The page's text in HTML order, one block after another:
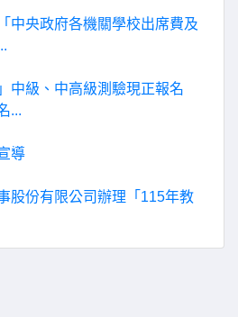
中央政府各機關學校出席費及
中級、中高級測驗現正報名
...
導
股份有限公司辦理「115年教